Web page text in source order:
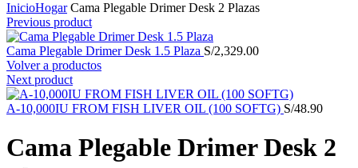
InicioHogarCama Plegable Drimer Desk 2 Plazas
Previous product
Cama Plegable Drimer Desk 1.5 Plaza S/2,329.00
Volver a productos
Next product
A-10,000IU FROM FISH LIVER OIL (100 SOFTG) S/48.90
Cama Plegable Drimer Desk 2